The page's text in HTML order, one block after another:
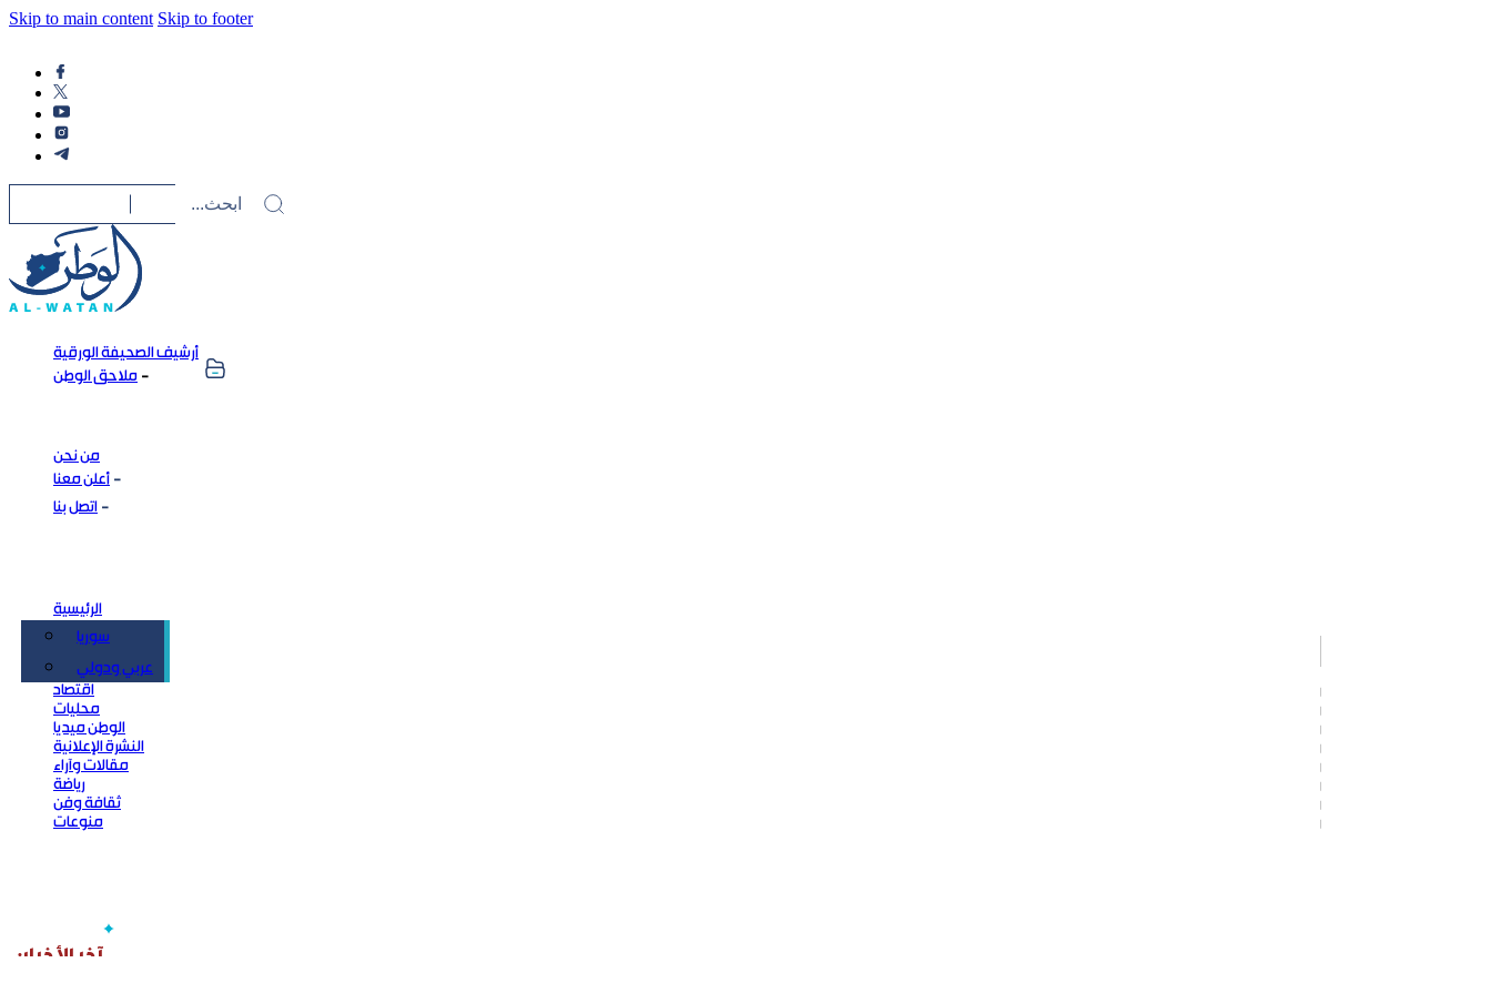
Skip to main content Skip to footer
أرشيف الصحيفة الورقية
ملاحق الوطن
من نحن
أعلن معنا
اتصل بنا
الرئيسية
سوريا
عربي ودولي
اقتصاد
محليات
الوطن ميديا
النشرة الإعلانية
مقالات وآراء
رياضة
ثقافة وفن
منوعات